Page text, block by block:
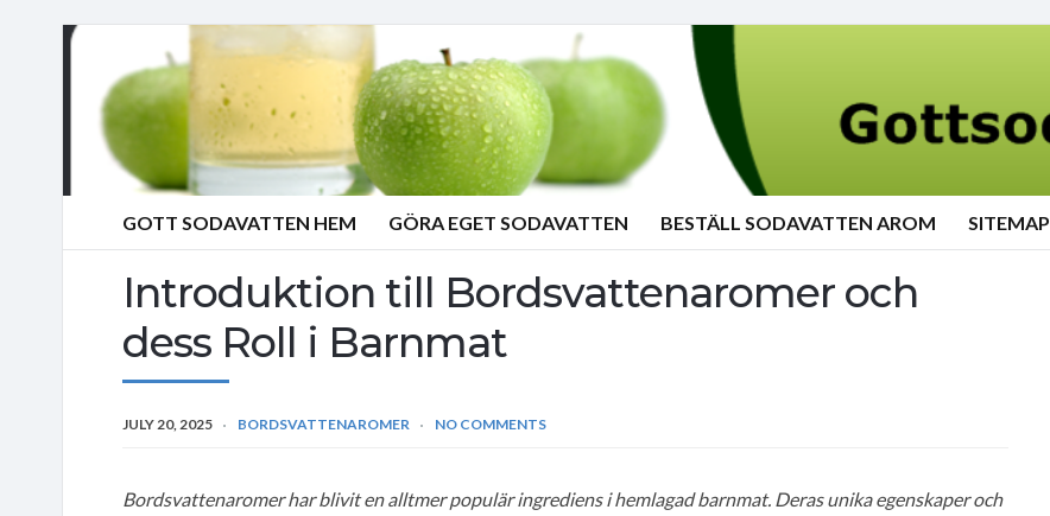
GOTT SODAVATTEN HEM GÖRA EGET SODAVATTEN BESTÄLL SODAVATTEN AROM SITEMAP
Introduktion till Bordsvattenaromer och
dess Roll i Barnmat
JULY 20, 2025 BORDSVATTENAROMER NO COMMENTS
Bordsvattenaromer har blivit en alltmer populär ingrediens i hemlagad barnmat. Deras unika egenskaper och